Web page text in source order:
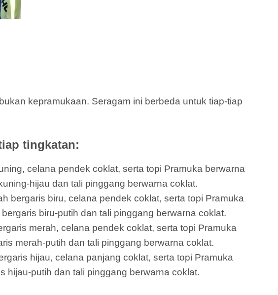
kepramukaan. Seragam ini berbeda untuk tiap-tiap
tingkatan:
celana pendek coklat, serta topi Pramuka berwarna
hijau dan tali pinggang berwarna coklat.
bergaris biru, celana pendek coklat, serta topi Pramuka
biru-putih dan tali pinggang berwarna coklat.
merah, celana pendek coklat, serta topi Pramuka
merah-putih dan tali pinggang berwarna coklat.
hijau, celana panjang coklat, serta topi Pramuka
hijau-putih dan tali pinggang berwarna coklat.